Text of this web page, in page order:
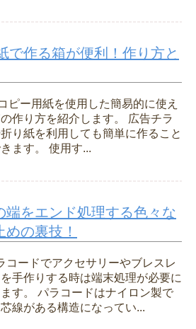
で作る箱が便利！作り方と
ピー用紙を使用した簡易的に使え
作り方を紹介します。 広告チラ
り紙を利用しても簡単に作ること
ます。 使用す...
端をエンド処理する色々な
の裏技！
コードでアクセサリーやブレスレ
手作りする時は端末処理が必要に
す。 パラコードはナイロン製で
線がある構造になってい...